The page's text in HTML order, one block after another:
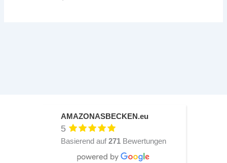
AMAZONASBECKEN.eu
5
Basierend auf 271 Bewertungen